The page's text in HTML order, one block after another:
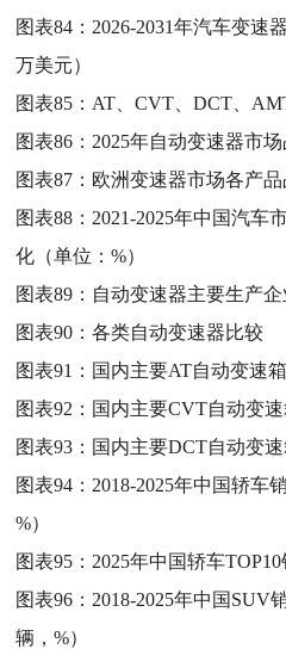
图表84： 2026-2031年汽车变速
万美元）
图表85： AT、CVT、DCT、
图表86： 2025年自动变速器市
图表87： 欧洲变速器市场各产品
图表88： 2021-2025年中国汽车
化（单位：%）
图表89： 自动变速器主要生产企
图表90：各类自动变速器比较
图表91： 国内主要AT自动变速
图表92： 国内主要CVT自动变
图表93： 国内主要DCT自动变
图表94： 2018-2025年中国轿车
%）
图表95： 2025年中国轿车
图表96： 2018-2025年中国SUV
辆，%）